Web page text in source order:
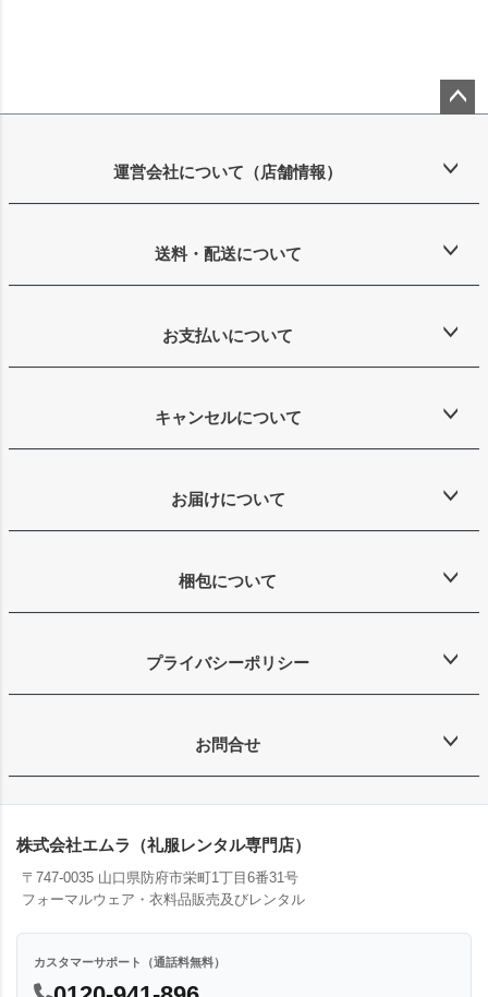
ップ
運営会社について（店舗情報）
送料・配送について
お支払いについて
キャンセルについて
お届けについて
梱包について
プライバシーポリシー
お問合せ
株式会社エムラ（礼服レンタル専門店）
〒747-0035 山口県防府市栄町1丁目6番31号
フォーマルウェア・衣料品販売及びレンタル
カスタマーサポート（通話料無料）